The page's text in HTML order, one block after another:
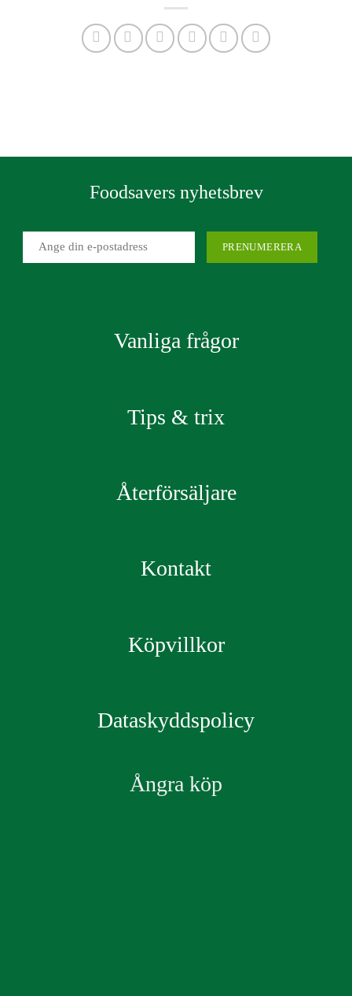
Foodsavers nyhetsbrev
Vanliga frågor
Tips & trix
Återförsäljare
Kontakt
Köpvillkor
Dataskyddspolicy
Ångra köp